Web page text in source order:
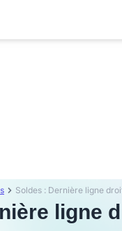
ligne